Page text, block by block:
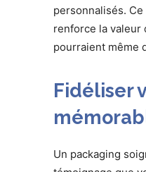
personnalisés.
renforce la valeur
pourraient même
Fidéliser
Un packaging